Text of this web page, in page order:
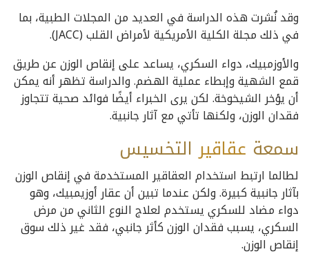
وقد نُشرت هذه الدراسة في العديد من المجلات الطبية، بما
في ذلك مجلة الكلية الأمريكية لأمراض القلب (JACC).
والأوزمبيك، دواء السكري، يساعد على إنقاص الوزن عن طريق
قمع الشهية وإبطاء عملية الهضم. والدراسة تظهر أنه يمكن
أن يؤخر الشيخوخة. لكن يرى الخبراء أيضًا فوائد صحية تتجاوز
فقدان الوزن، ولكنها تأتي مع آثار جانبية.
سمعة عقاقير التخسيس
لطالما ارتبط استخدام العقاقير المستخدمة في إنقاص الوزن
بآثار جانبية كبيرة. ولكن عندما تبين أن عقار أوزيمبيك، وهو
دواء مضاد للسكري يستخدم لعلاج النوع الثاني من مرض
السكري، يسبب فقدان الوزن كأثر جانبي، فقد غير ذلك سوق
إنقاص الوزن.